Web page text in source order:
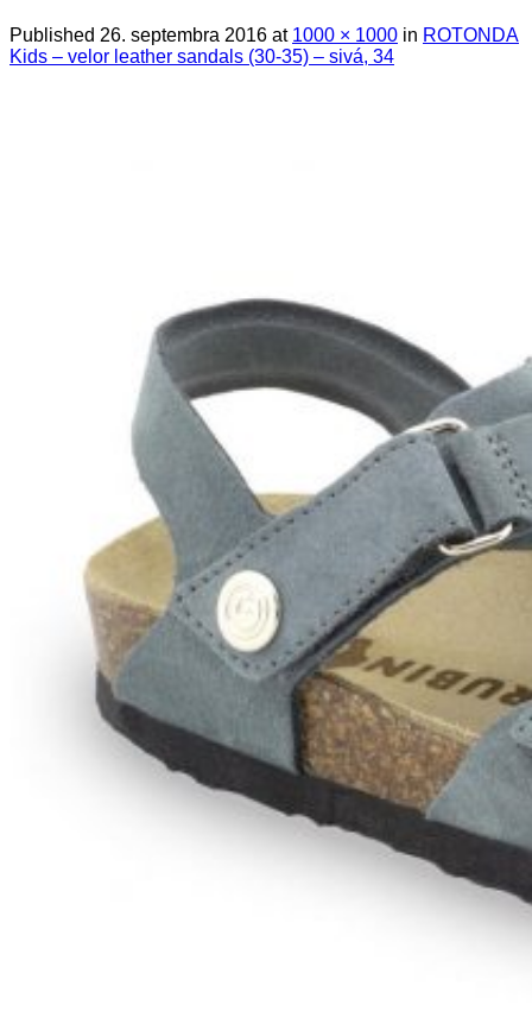
Published 26. septembra 2016 at 1000 × 1000 in ROTONDA
Kids – velor leather sandals (30-35) – sivá, 34